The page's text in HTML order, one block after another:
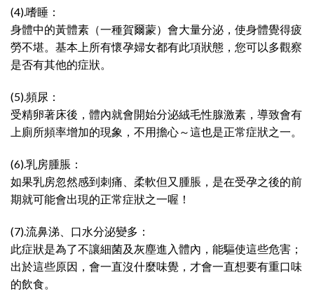
(4).嗜睡：
身體中的黃體素（一種賀爾蒙）會大量分泌，使身體覺得疲
勞不堪。基本上所有懷孕婦女都有此項狀態，您可以多觀察
是否有其他的症狀。
(5).頻尿：
受精卵著床後，體內就會開始分泌絨毛性腺激素，導致會有
上廁所頻率增加的現象，不用擔心～這也是正常症狀之一。
(6).乳房腫脹：
如果乳房忽然感到刺痛、柔軟但又腫脹，是在受孕之後的前
期就可能會出現的正常症狀之一喔！
(7).流鼻涕、口水分泌變多：
此症狀是為了不讓細菌及灰塵進入體內，能驅使這些危害；
出於這些原因，會一直沒什麼味覺，才會一直想要有重口味
的飲食。